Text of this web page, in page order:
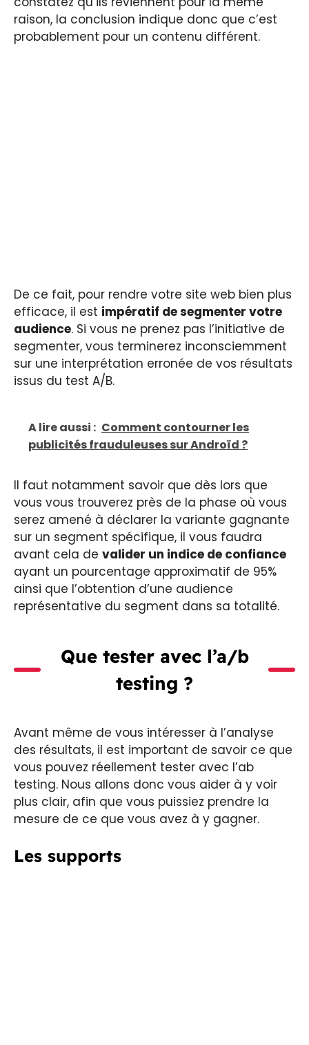
raison, la conclusion indique donc que c’est
probablement pour un contenu différent.
De ce fait, pour rendre votre site web bien plus
efficace, il est impératif de segmenter votre
audience. Si vous ne prenez pas l’initiative de
segmenter, vous terminerez inconsciemment
sur une interprétation erronée de vos résultats
issus du test A/B.
A lire aussi : Comment contourner les
publicités frauduleuses sur Androïd ?
Il faut notamment savoir que dès lors que
vous vous trouverez près de la phase où vous
serez amené à déclarer la variante gagnante
sur un segment spécifique, il vous faudra
avant cela de valider un indice de confiance
ayant un pourcentage approximatif de 95%
ainsi que l’obtention d’une audience
représentative du segment dans sa totalité.
Que tester avec l’a/b
testing ?
Avant même de vous intéresser à l’analyse
des résultats, il est important de savoir ce que
vous pouvez réellement tester avec l’ab
testing. Nous allons donc vous aider à y voir
plus clair, afin que vous puissiez prendre la
mesure de ce que vous avez à y gagner.
Les supports